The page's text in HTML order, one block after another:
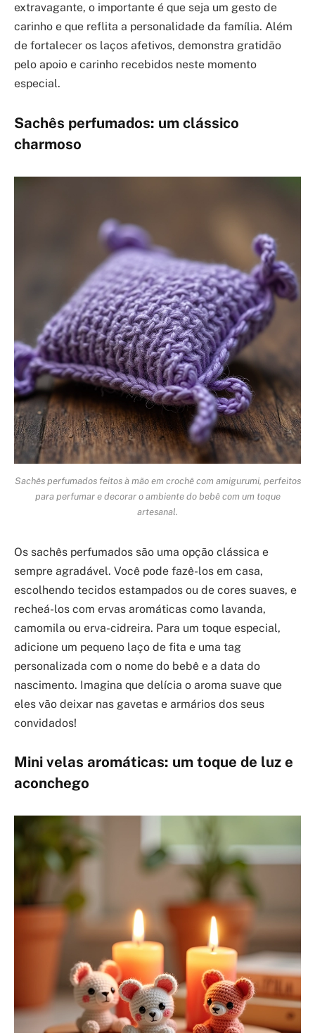
extravagante, o importante é que seja um gesto de
carinho e que reflita a personalidade da família. Além
de fortalecer os laços afetivos, demonstra gratidão
pelo apoio e carinho recebidos neste momento
especial.
Sachês perfumados: um clássico
charmoso
Sachês perfumados feitos à mão em crochê com amigurumi, perfeitos
para perfumar e decorar o ambiente do bebê com um toque
artesanal.
Os sachês perfumados são uma opção clássica e
sempre agradável. Você pode fazê-los em casa,
escolhendo tecidos estampados ou de cores suaves, e
recheá-los com ervas aromáticas como lavanda,
camomila ou erva-cidreira. Para um toque especial,
adicione um pequeno laço de fita e uma tag
personalizada com o nome do bebê e a data do
nascimento. Imagina que delícia o aroma suave que
eles vão deixar nas gavetas e armários dos seus
convidados!
Mini velas aromáticas: um toque de luz e
aconchego